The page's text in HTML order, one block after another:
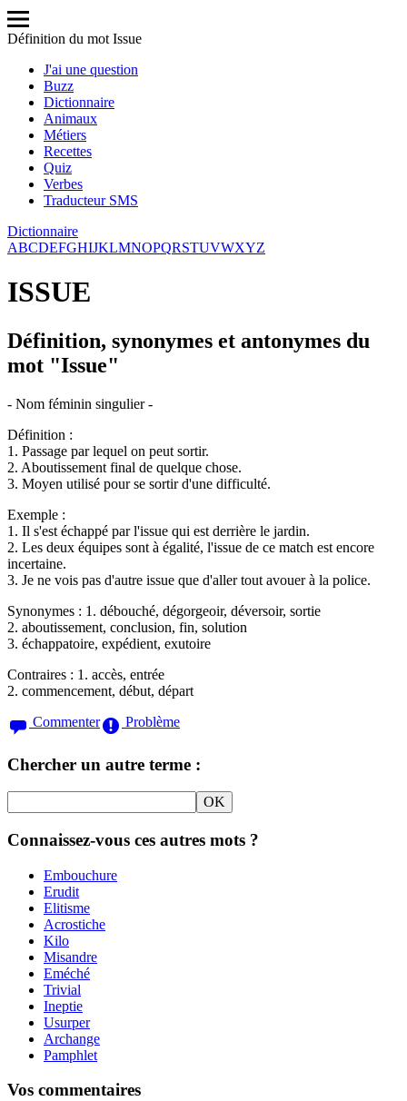
Définition du mot Issue
J'ai une question
Buzz
Dictionnaire
Animaux
Métiers
Recettes
Quiz
Verbes
Traducteur SMS
Dictionnaire
ABCDEFGHIJKLMNOPQRSTUVWXYZ
ISSUE
Définition, synonymes et antonymes du
mot "Issue"
- Nom féminin singulier -
Définition :
1. Passage par lequel on peut sortir.
2. Aboutissement final de quelque chose.
3. Moyen utilisé pour se sortir d'une difficulté.
Exemple :
1. Il s'est échappé par l'issue qui est derrière le jardin.
2. Les deux équipes sont à égalité, l'issue de ce match est encore
incertaine.
3. Je ne vois pas d'autre issue que d'aller tout avouer à la police.
Synonymes : 1. débouché, dégorgeoir, déversoir, sortie
2. aboutissement, conclusion, fin, solution
3. échappatoire, expédient, exutoire
Contraires : 1. accès, entrée
2. commencement, début, départ
Commenter
Problème
Chercher un autre terme :
Connaissez-vous ces autres mots ?
Embouchure
Erudit
Elitisme
Acrostiche
Kilo
Misandre
Eméché
Trivial
Ineptie
Usurper
Archange
Pamphlet
Vos commentaires